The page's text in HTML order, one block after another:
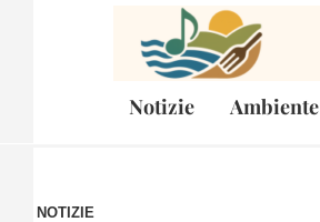
Notizie Ambiente
NOTIZIE